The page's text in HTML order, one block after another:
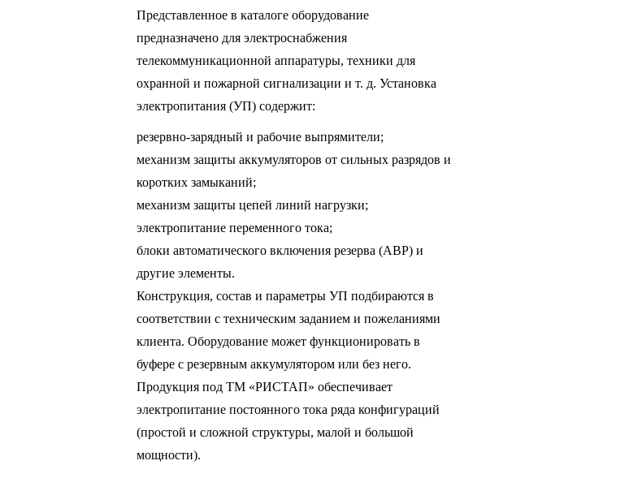
Представленное в каталоге оборудование
предназначено для электроснабжения
телекоммуникационной аппаратуры, техники для
охранной и пожарной сигнализации и т. д. Установка
электропитания (УП) содержит:
резервно-зарядный и рабочие выпрямители;
механизм защиты аккумуляторов от сильных разрядов и
коротких замыканий;
механизм защиты цепей линий нагрузки;
электропитание переменного тока;
блоки автоматического включения резерва (АВР) и
другие элементы.
Конструкция, состав и параметры УП подбираются в
соответствии с техническим заданием и пожеланиями
клиента. Оборудование может функционировать в
буфере с резервным аккумулятором или без него.
Продукция под ТМ «РИСТАП» обеспечивает
электропитание постоянного тока ряда конфигураций
(простой и сложной структуры, малой и большой
мощности).